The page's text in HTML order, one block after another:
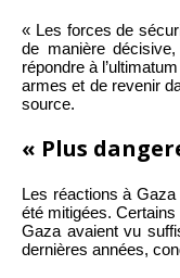
« Les forces de
de manière
répondre à
armes et de revenir
source.
« Plus
Les réactions à
été mitigées.
Gaza avaient vu
dernières années,